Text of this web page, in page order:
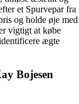
et Spurvepar fra
og holde øje med
vigtigt at købe
ægte
Bojesen